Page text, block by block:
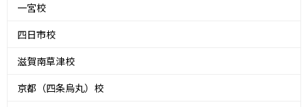
一宮校
四日市校
滋賀南草津校
京都（四条烏丸）校